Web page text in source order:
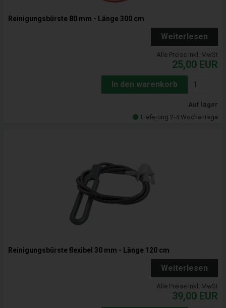
Reinigungsbürste 80 mm - Länge 300 cm
Weiterlesen
Alle Preise inkl. MwSt
25,00 EUR
In den warenkorb
Auf lager
Lieferung 2-4 Wochentage
Reinigungsbürste flexibel 30 mm - Länge 120 cm
Weiterlesen
Alle Preise inkl. MwSt
39,00 EUR